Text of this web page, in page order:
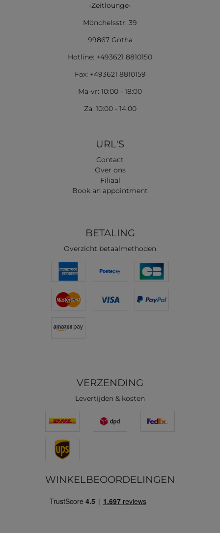
-Zeitlounge-
Mönchelsstr. 39
99867 Gotha
Hotline: +493621 8810150
Fax: +493621 8810159
Ma-vr: 10:00 - 18:00
Za: 10:00 - 14:00
URL'S
Contact
Over ons
Filiaal
Book an appointment
BETALING
Overzicht betaalmethoden
VERZENDING
Levertijden & kosten
WINKELBEOORDELINGEN